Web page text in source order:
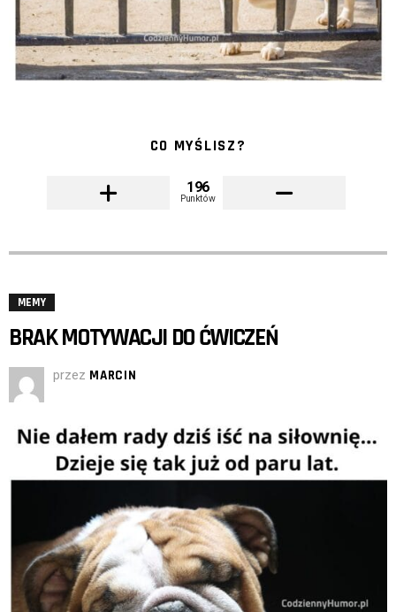
CO MYŚLISZ?
196
Punktów
MEMY
BRAK MOTYWACJI DO ĆWICZEŃ
przez MARCIN